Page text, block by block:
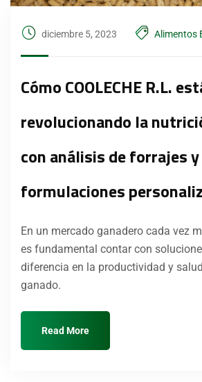
diciembre 5, 2023 Alimentos
Cómo COOLECHE R.L.
revolucionando la
con análisis de forrajes y
formulaciones
En un mercado ganadero cada vez
es fundamental contar con
diferencia en la productividad y
ganado.
Read More